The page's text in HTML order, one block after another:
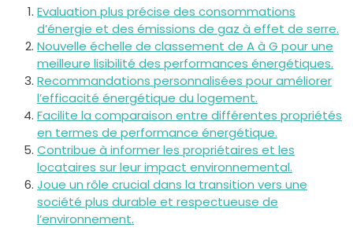
Evaluation plus précise des consommations
d’énergie et des émissions de gaz à effet de serre.
Nouvelle échelle de classement de A à G pour une
meilleure lisibilité des performances énergétiques.
Recommandations personnalisées pour améliorer
l’efficacité énergétique du logement.
Facilite la comparaison entre différentes propriétés
en termes de performance énergétique.
Contribue à informer les propriétaires et les
locataires sur leur impact environnemental.
Joue un rôle crucial dans la transition vers une
société plus durable et respectueuse de
l’environnement.